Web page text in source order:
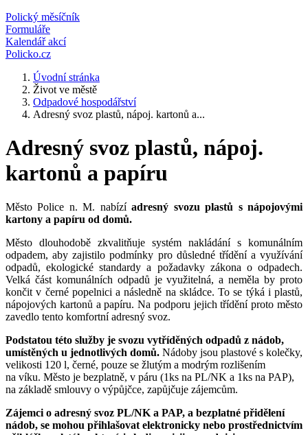
Polický měsíčník
Formuláře
Kalendář akcí
Policko.cz
Úvodní stránka
Život ve městě
Odpadové hospodářství
Adresný svoz plastů, nápoj. kartonů a...
Adresný svoz plastů, nápoj.
kartonů a papíru
Město Police n. M. nabízíadresný svozu plastů s nápojovými
kartony a papíru od domů.
Město dlouhodobě zkvalitňuje systém nakládání s komunálním
odpadem, aby zajistilo podmínky pro důsledné třídění a využívání
odpadů, ekologické standardy a požadavky zákona o odpadech.
Velká část komunálních odpadů je využitelná, a neměla by proto
končit v černé popelnici a následně na skládce. To se týká i plastů,
nápojových kartonů a papíru. Na podporu jejich třídění proto město
zavedlo tento komfortní adresný svoz.
Podstatou této služby je svozu vytříděných odpadů z nádob,
umístěných u jednotlivých domů. Nádoby jsou plastové s kolečky,
velikosti 120 l, černé, pouze se žlutým a modrým rozlišením
na víku. Město je bezplatně, v páru (1ks na PL/NK a 1ks na PAP),
na základě smlouvy o výpůjčce, zapůjčuje zájemcům.
Zájemci o adresný svoz PL/NK a PAP, a bezplatné přidělení
nádob, se mohou přihlašovat elektronicky nebo prostřednictvím